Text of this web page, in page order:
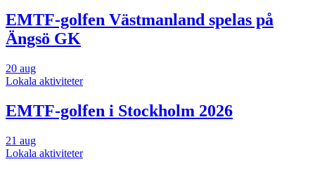
EMTF-golfen Västmanland spelas på
Ängsö GK
20 aug
Lokala aktiviteter
EMTF-golfen i Stockholm 2026
21 aug
Lokala aktiviteter